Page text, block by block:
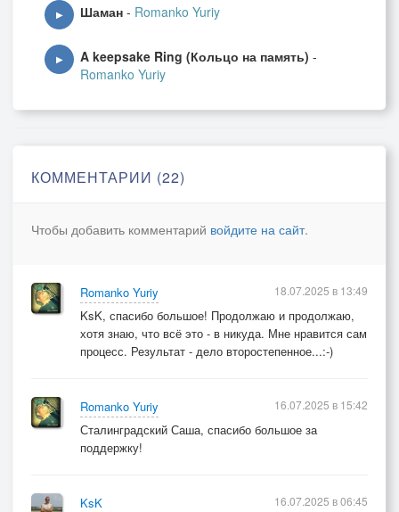
▶ Шаман - Romanko Yuriy
▶ A keepsake Ring (Кольцо на память) -
Romanko Yuriy
КОММЕНТАРИИ (22)
Чтобы добавить комментарий войдите на сайт.
Romanko Yuriy
KsK, спасибо большое! Продолжаю и продолжаю,
хотя знаю, что всё это - в никуда. Мне нравится сам
процесс. Результат - дело второстепенное...:-)
18.07.2025 в 13:49
Romanko Yuriy
Сталинградский Саша, спасибо большое за
поддержку!
16.07.2025 в 15:42
KsK
16.07.2025 в 06:45